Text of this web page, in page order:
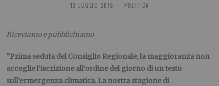
12 LUGLIO 2019 POLITICA
Riceviamo e pubblichiamo
“Prima seduta del Consiglio Regionale, la maggioranza non
accoglie l’iscrizione all’ordine del giorno di un testo
sull’ermergenza climatica. La nostra stagione di